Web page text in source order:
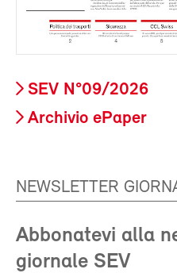
SEV N°09/2026
Archivio ePaper
NEWSLETTER
Abbonatevi alla
giornale SEV